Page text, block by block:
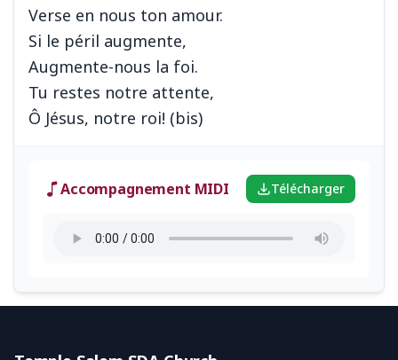
Verse en nous ton amour.
Si le péril augmente,
Augmente-nous la foi.
Tu restes notre attente,
Accompagnement MIDI Télécharger